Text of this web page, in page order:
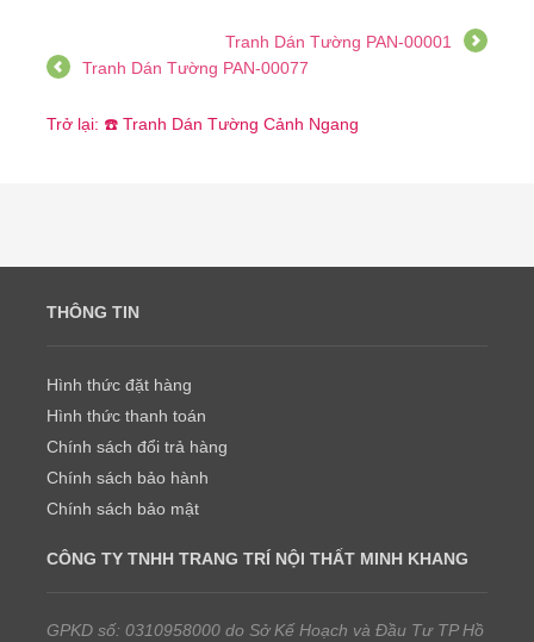
Tranh Dán Tường PAN-00001
Tranh Dán Tường PAN-00077
Trở lại: ☎️ Tranh Dán Tường Cảnh Ngang
THÔNG TIN
Hình thức đặt hàng
Hình thức thanh toán
Chính sách đổi trả hàng
Chính sách bảo hành
Chính sách bảo mật
CÔNG TY TNHH TRANG TRÍ NỘI THẤT MINH KHANG
GPKD số: 0310958000 do Sở Kế Hoạch và Đầu Tư TP Hồ